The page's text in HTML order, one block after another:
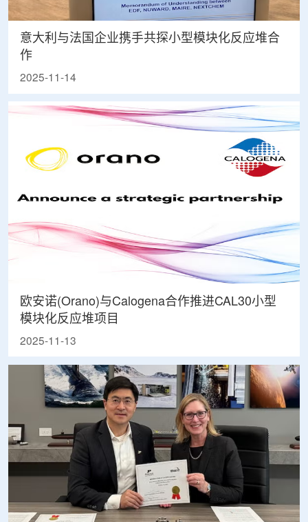
意大利与法国企业携手共探小型模块化反应堆合
作
2025-11-14
欧安诺(Orano)与Calogena合作推进CAL30小型
模块化反应堆项目
2025-11-13